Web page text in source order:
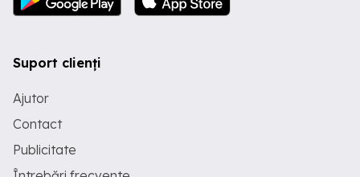
Suport clienți
Ajutor
Contact
Publicitate